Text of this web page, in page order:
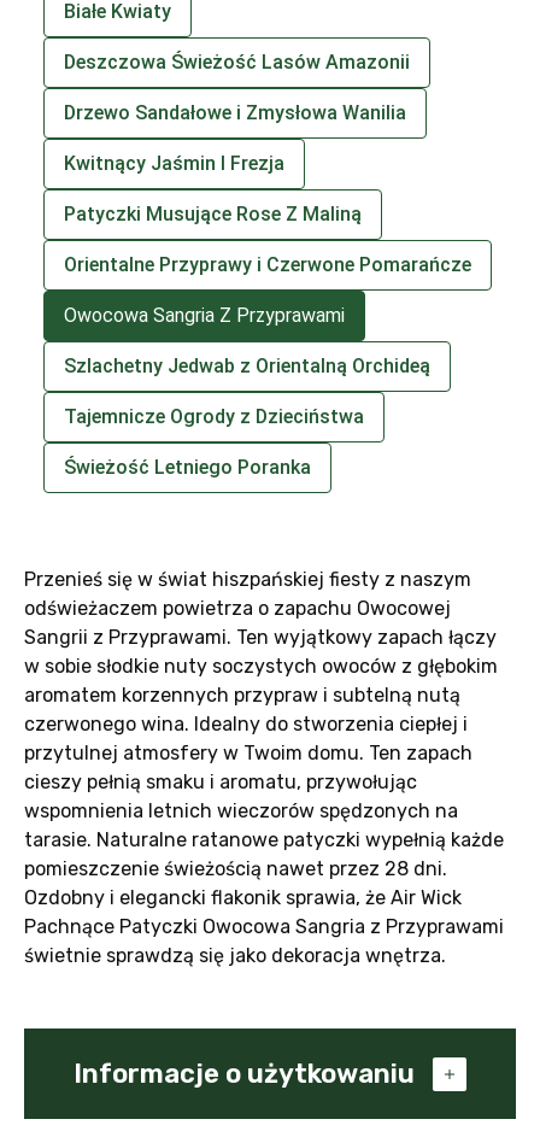
Białe Kwiaty
Deszczowa Świeżość Lasów Amazonii
Drzewo Sandałowe i Zmysłowa Wanilia
Kwitnący Jaśmin I Frezja
Patyczki Musujące Rose Z Maliną
Orientalne Przyprawy i Czerwone Pomarańcze
Owocowa Sangria Z Przyprawami
Szlachetny Jedwab z Orientalną Orchideą
Tajemnicze Ogrody z Dzieciństwa
Świeżość Letniego Poranka
Przenieś się w świat hiszpańskiej fiesty z naszym
odświeżaczem powietrza o zapachu Owocowej
Sangrii z Przyprawami. Ten wyjątkowy zapach łączy
w sobie słodkie nuty soczystych owoców z głębokim
aromatem korzennych przypraw i subtelną nutą
czerwonego wina. Idealny do stworzenia ciepłej i
przytulnej atmosfery w Twoim domu. Ten zapach
cieszy pełnią smaku i aromatu, przywołując
wspomnienia letnich wieczorów spędzonych na
tarasie. Naturalne ratanowe patyczki wypełnią każde
pomieszczenie świeżością nawet przez 28 dni.
Ozdobny i elegancki flakonik sprawia, że Air Wick
Pachnące Patyczki Owocowa Sangria z Przyprawami
świetnie sprawdzą się jako dekoracja wnętrza.
Informacje o użytkowaniu